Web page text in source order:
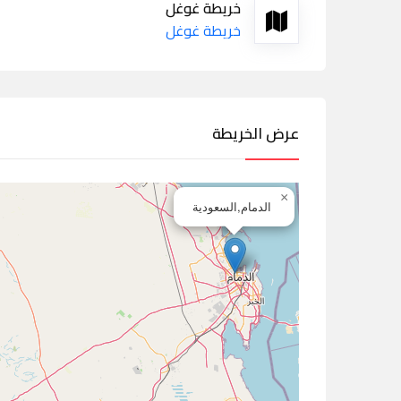
خريطة غوغل
خريطة غوغل
عرض الخريطة
الدمام,السعودية
×